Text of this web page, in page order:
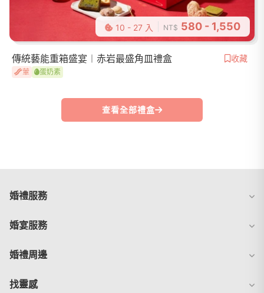
10 - 27 入 NT$ 580 - 1,550
傳統藝能重箱盛宴︱赤岩最盛角皿禮盒 收藏
葷 蛋奶素
查看全部禮盒
婚禮服務
婚宴服務
婚禮周邊
找靈感